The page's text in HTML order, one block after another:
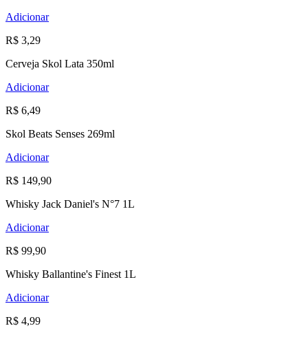
Adicionar
R$ 3,29
Cerveja Skol Lata 350ml
Adicionar
R$ 6,49
Skol Beats Senses 269ml
Adicionar
R$ 149,90
Whisky Jack Daniel's N°7 1L
Adicionar
R$ 99,90
Whisky Ballantine's Finest 1L
Adicionar
R$ 4,99